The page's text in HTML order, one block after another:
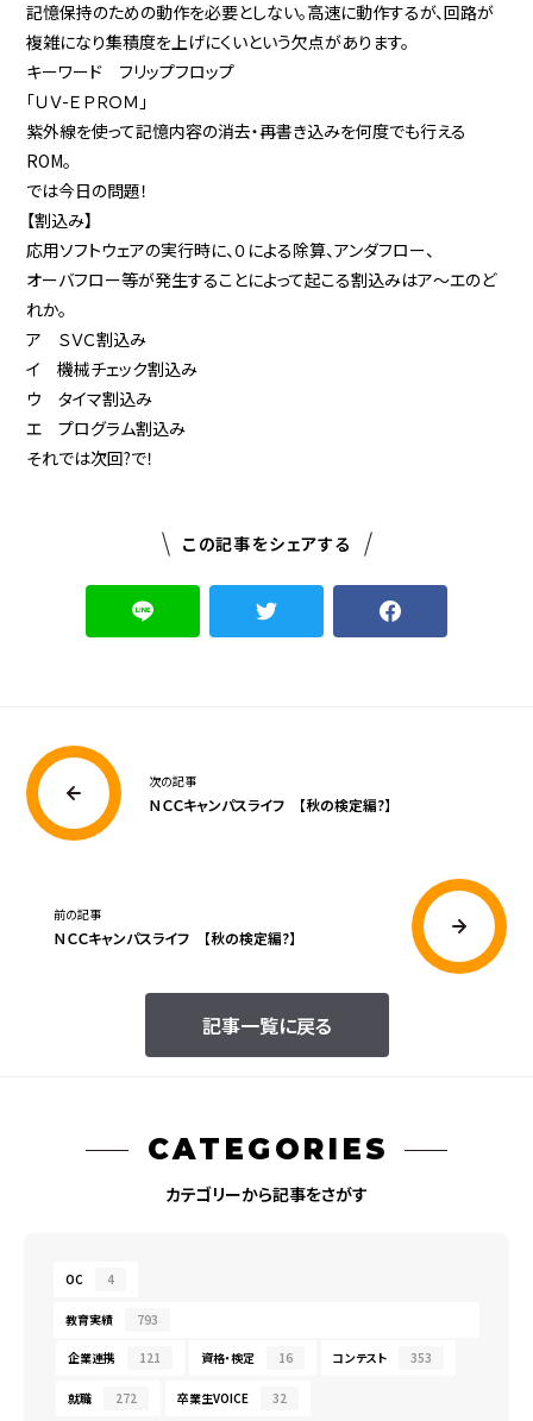
記憶保持のための動作を必要としない。高速に動作するが、回路が
複雑になり集積度を上げにくいという欠点があります。
キーワード フリップフロップ
「ＵＶ-ＥＰＲＯＭ」
紫外線を使って記憶内容の消去・再書き込みを何度でも行える
ROM。
では今日の問題！
【割込み】
応用ソフトウェアの実行時に、０による除算、アンダフロー、
オーバフロー等が発生することによって起こる割込みはア〜エのど
れか。
ア ＳＶＣ割込み
イ 機械チェック割込み
ウ タイマ割込み
エ プログラム割込み
それでは次回?で！
この記事をシェアする
次の記事
ＮＣＣキャンパスライフ 【秋の検定編?】
記事一覧に戻る
前の記事
ＮＣＣキャンパスライフ 【秋の検定編?】
CATEGORIES
カテゴリーから記事をさがす
OC 4
教育実績 793
企業連携 121 資格・検定 16 コンテスト 353
就職 272 卒業生VOICE 32